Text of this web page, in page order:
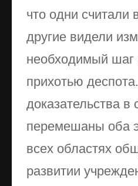
что одни считали
другие видели
необходимый шаг
прихотью
доказательства
перемешаны оба
всех областях
развитии